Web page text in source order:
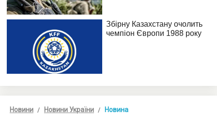
Новини Новини України Новина